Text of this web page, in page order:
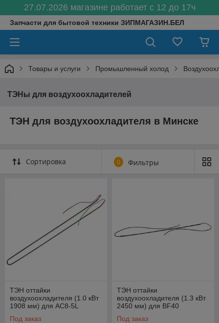
27.07.2026 магазине работает с 12 до 17ч
Запчасти для бытовой техники ЗИПМАГАЗИН.БЕЛ
Товары и услуги Промышленный холод
ТЭНы для воздухоохладителей
ТЭН для воздухоохладителя в Минске
Сортировка 0 Фильтры
ТЭН оттайки
воздухоохладителя (1.0 кВт
1908 мм) для AC8-5L
Под заказ
ТЭН оттайки
воздухоохладителя (1.3 кВт
2450 мм) для BF40
Под заказ